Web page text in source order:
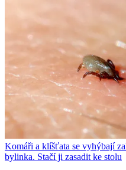
Komáři a klíšťata se vyhýbají
bylinka. Stačí ji zasadit ke stolu